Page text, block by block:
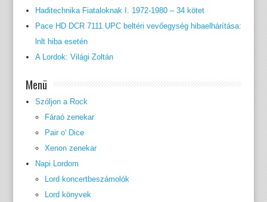
Haditechnika Fiataloknak I. 1972-1980 – 34 kötet
Pace HD DCR 7111 UPC beltéri vevőegység hibaelhárítása:
lnlt hiba esetén
A Lordok: Világi Zoltán
Menü
Szóljon a Rock
Fáraó zenekar
Pair o' Dice
Xenon zenekar
Napi Lordom
Lord koncertbeszámolók
Lord könyvek